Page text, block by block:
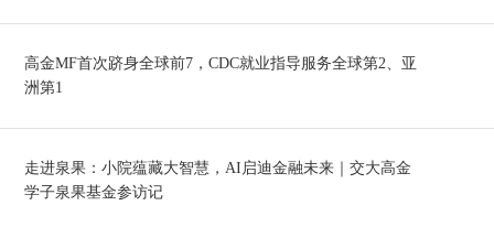
高金MF首次跻身全球前7，CDC就业指导服务全球第2、亚
洲第1
走进泉果：小院蕴藏大智慧，AI启迪金融未来｜交大高金
学子泉果基金参访记